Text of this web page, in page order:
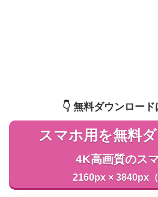
👇️ 無料ダウンロード
スマホ用を無料
4K高画質のス
2160px × 3840px（